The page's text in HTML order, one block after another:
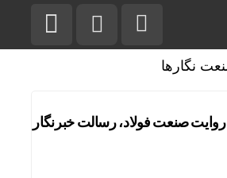
روایت صنعت فولاد،‌ رسالت خبرنگار